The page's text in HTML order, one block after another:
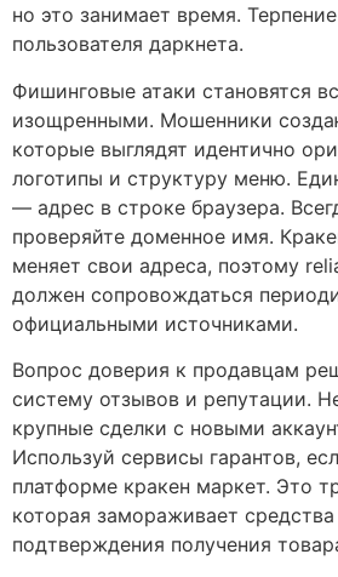
но это занимает время.
пользователя даркнета.
Фишинговые атаки становятся
изощренными. Мошенники
которые выглядят идентично
логотипы и структуру меню.
— адрес в строке браузера.
проверяйте доменное имя.
меняет свои адреса, поэтому
должен сопровождаться
официальными источниками.
Вопрос доверия к продавцам
систему отзывов и репутации.
крупные сделки с новыми
Используй сервисы гарантов,
платформе кракен маркет. Это
которая замораживает
подтверждения получения